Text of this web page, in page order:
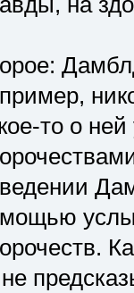
то о